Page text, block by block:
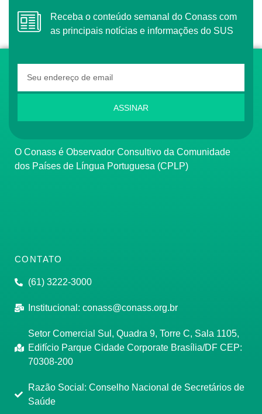
Receba o conteúdo semanal do Conass com
as principais notícias e informações do SUS
ASSINAR
O Conass é Observador Consultivo da Comunidade
dos Países de Língua Portuguesa (CPLP)
CONTATO
(61) 3222-3000
Institucional: conass@conass.org.br
Setor Comercial Sul, Quadra 9, Torre C, Sala 1105,
Edifício Parque Cidade Corporate Brasília/DF CEP:
70308-200
Razão Social: Conselho Nacional de Secretários de
Saúde